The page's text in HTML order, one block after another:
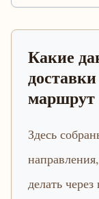
Какие
маршрут
Здесь
делать